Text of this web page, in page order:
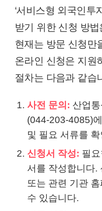
‘서비스형 외국인투
받기 위한 신청 방
현재는 방문 신청만
온라인 신청은 지원
절차는 다음과 같습
사전 문의: 산업
(044-203-4085)
및 필요 서류를
신청서 작성: 필
서를 작성합니다.
또는 관련 기관
수 있습니다.